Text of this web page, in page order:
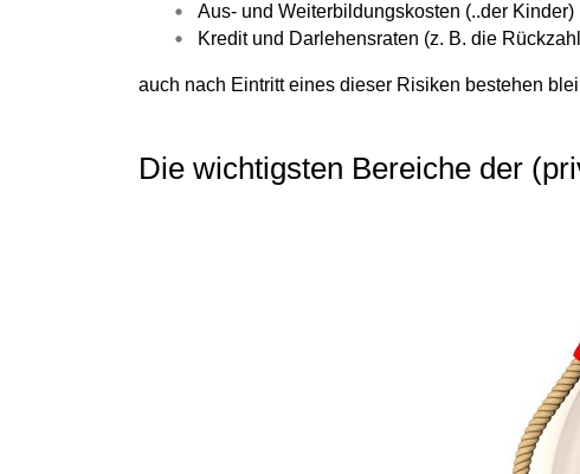
Aus- und Weiterbildungskosten (..der Kinder)
Kredit und Darlehensraten (z. B. die
auch nach Eintritt eines dieser Risiken bestehen
Die wichtigsten Bereiche der